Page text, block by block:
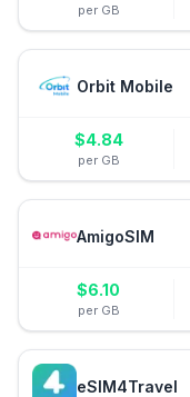
per GB
Orbit Mobile
$4.84
per GB
AmigoSIM
$6.10
per GB
eSIM4Travel